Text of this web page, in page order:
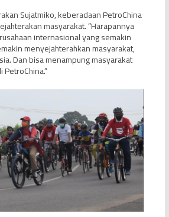
Sujatmiko, keberadaan PetroChina
masyarakat. “Harapannya
internasional yang semakin
menyejahterahkan masyarakat,
Dan bisa menampung masyarakat